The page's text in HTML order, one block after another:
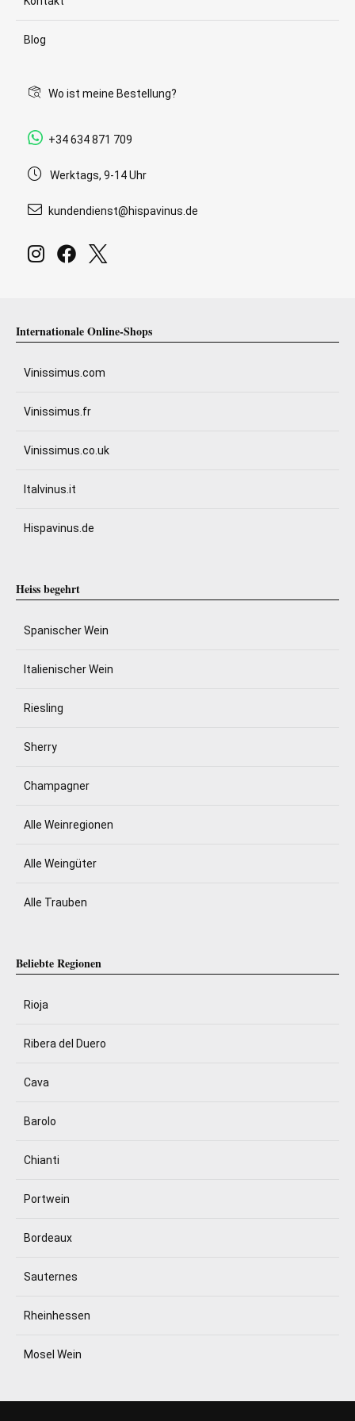
Blog
Wo ist meine Bestellung?
+34 634 871 709
Werktags, 9-14 Uhr
kundendienst@hispavinus.de
Internationale Online-Shops
Vinissimus.com
Vinissimus.fr
Vinissimus.co.uk
Italvinus.it
Hispavinus.de
Heiss begehrt
Spanischer Wein
Italienischer Wein
Riesling
Sherry
Champagner
Alle Weinregionen
Alle Weingüter
Alle Trauben
Beliebte Regionen
Rioja
Ribera del Duero
Cava
Barolo
Chianti
Portwein
Bordeaux
Sauternes
Rheinhessen
Mosel Wein